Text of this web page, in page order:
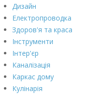
Дизайн
Електропроводка
Здоров'я та краса
Інструменти
Інтер'єр
Каналізація
Каркас дому
Кулінарія